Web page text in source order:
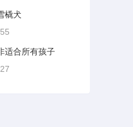
橇犬
适合所有孩子